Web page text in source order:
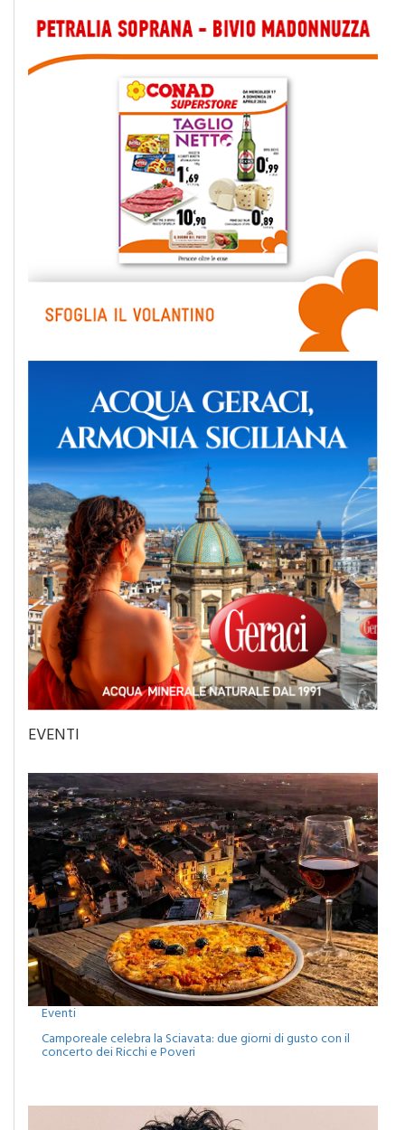
EVENTI
Eventi
Camporeale celebra la Sciavata: due giorni di gusto con il
concerto dei Ricchi e Poveri